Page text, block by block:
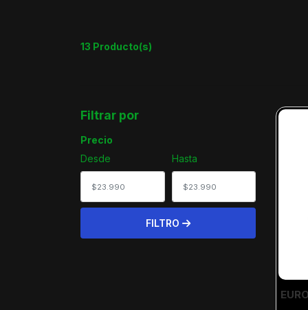
13 Producto(s)
Filtrar por
Precio
Desde
Hasta
FILTRO